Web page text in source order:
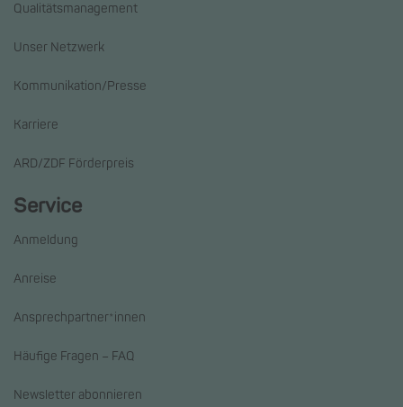
Qualitätsmanagement
Unser Netzwerk
Kommunikation/Presse
Karriere
ARD/ZDF Förderpreis
Service
Anmeldung
Anreise
Ansprechpartner*innen
Häufige Fragen – FAQ
Newsletter abonnieren